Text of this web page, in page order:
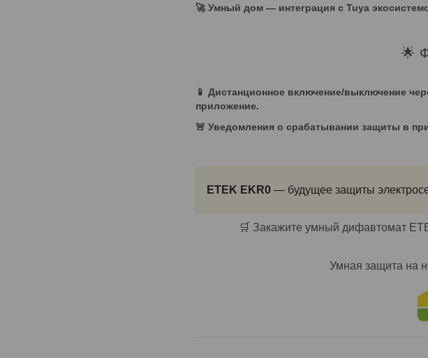
🚀 Умный дом — интеграция с Tuya
🌟
📱 Дистанционное включение/выключение
приложение.
🚨 Уведомления о срабатывании защиты в
ETEK EKR0 — будущее защиты
🛒 Закажите умный дифавтомат
Умная защита на